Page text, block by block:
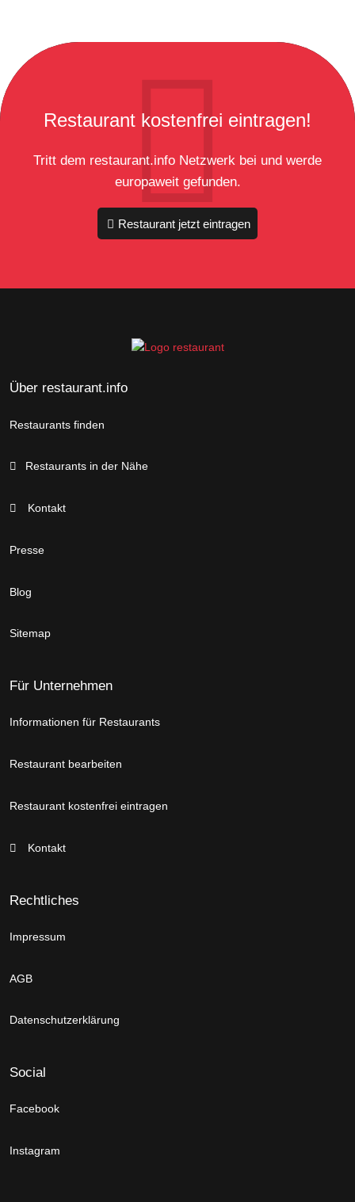
Restaurant kostenfrei eintragen!
Tritt dem restaurant.info Netzwerk bei und werde
europaweit gefunden.
Restaurant jetzt eintragen
Über restaurant.info
Restaurants finden
Restaurants in der Nähe
Kontakt
Presse
Blog
Sitemap
Für Unternehmen
Informationen für Restaurants
Restaurant bearbeiten
Restaurant kostenfrei eintragen
Kontakt
Rechtliches
Impressum
AGB
Datenschutzerklärung
Social
Facebook
Instagram